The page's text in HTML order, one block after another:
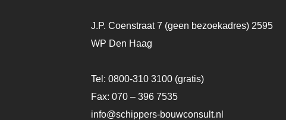
J.P. Coenstraat 7 (geen bezoekadres) 2595
WP Den Haag
Tel: 0800-310 3100(gratis)
Fax: 070 – 396 7535
info@schippers-bouwconsult.nl